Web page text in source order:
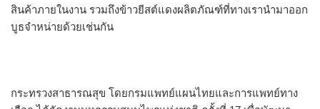
สินค้าภายในงาน รวมถึงข้าวยีสต์แดงผลิตภัณฑ์ที่ทางเรานำมาออก
บูธจำหน่ายด้วยเช่นกัน
กระทรวงสาธารณสุข โดยกรมแพทย์แผนไทยและการแพทย์ทาง